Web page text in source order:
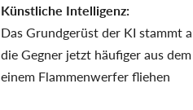
Künstliche Intelligenz:
Das Grundgerüst der KI stammt
die Gegner jetzt häufiger aus
einem Flammenwerfer fliehen